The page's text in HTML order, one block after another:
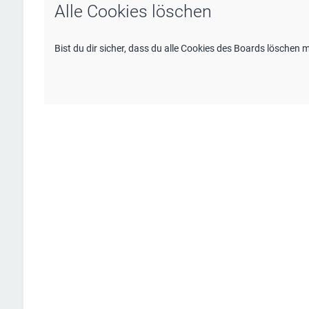
Alle Cookies löschen
Bist du dir sicher, dass du alle Cookies des Boards löschen